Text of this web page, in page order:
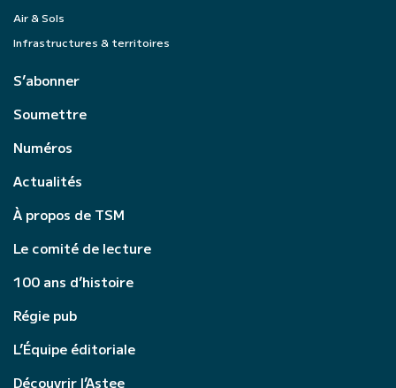
Air & Sols
Infrastructures & territoires
S’abonner
Soumettre
Numéros
Actualités
À propos de TSM
Le comité de lecture
100 ans d’histoire
Régie pub
L’Équipe éditoriale
Découvrir l’Astee